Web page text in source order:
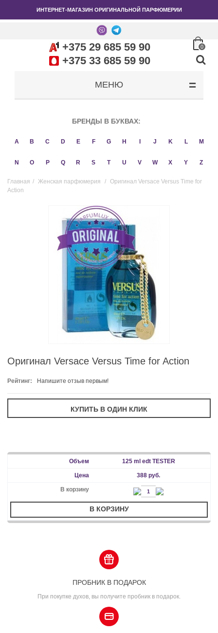
ИНТЕРНЕТ-МАГАЗИН ОРИГИНАЛЬНОЙ ПАРФЮМЕРИИ
+375 29 685 59 90
+375 33 685 59 90
0
МЕНЮ
БРЕНДЫ В БУКВАХ:
A B C D E F G H J K L M
N O P Q R S T U V W X Y Z
Главная / Женская парфюмерия / Оригинал Versace Versus Time for
Action
Оригинал Versace Versus Time for Action
Рейтинг: Напишите отзыв первым!
125 ml edt TESTER
388 руб.
В КОРЗИНУ
ПРОБНИК В ПОДАРОК
При покупке духов, вы получите пробник в подарок.